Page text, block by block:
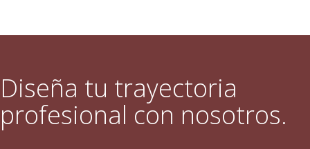
Diseña tu trayectoria
profesional con nosotros.